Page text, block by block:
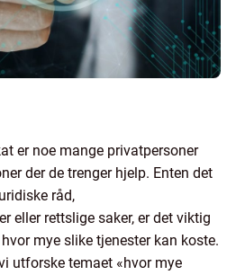
er noe mange privatpersoner
der de trenger hjelp. Enten det
råd,
eller rettslige saker, er det viktig
mye slike tjenester kan koste.
utforske temaet «hvor mye